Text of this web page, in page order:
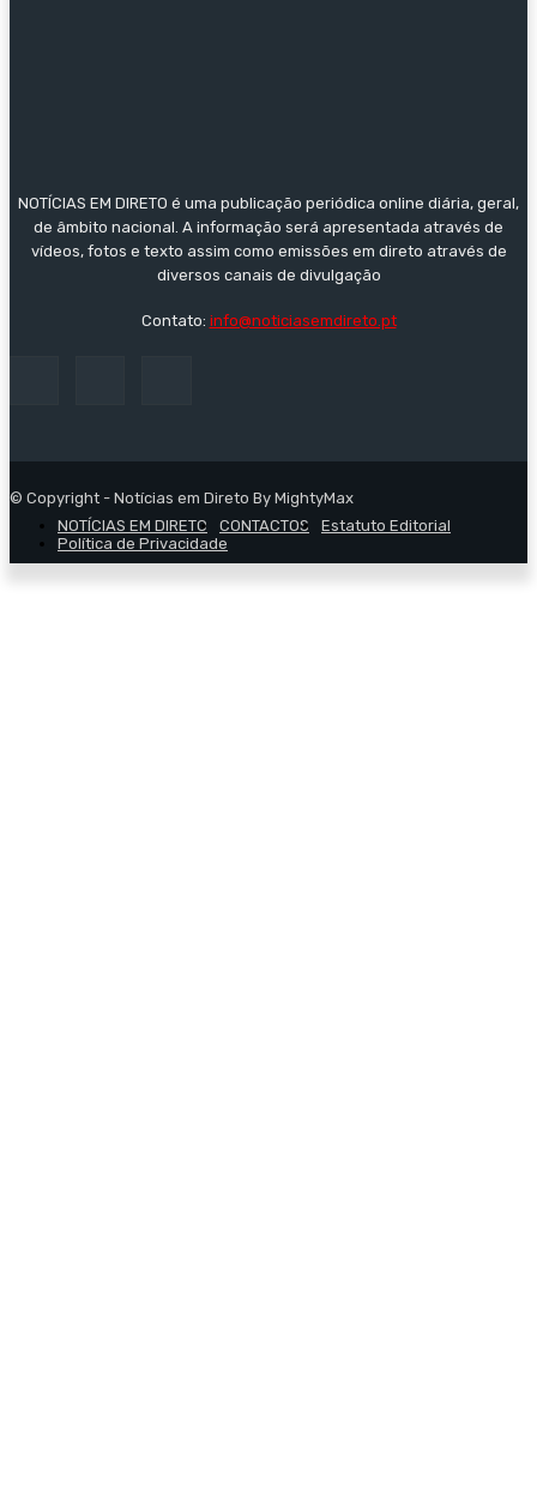
NOTÍCIAS EM DIRETO é uma publicação periódica online diária, geral,
de âmbito nacional. A informação será apresentada através de
vídeos, fotos e texto assim como emissões em direto através de
diversos canais de divulgação
Contato: info@noticiasemdireto.pt
© Copyright - Notícias em Direto By MightyMax
NOTÍCIAS EM DIRETO
CONTACTOS
Estatuto Editorial
Política de Privacidade